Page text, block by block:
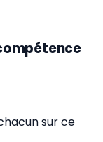
sur ce